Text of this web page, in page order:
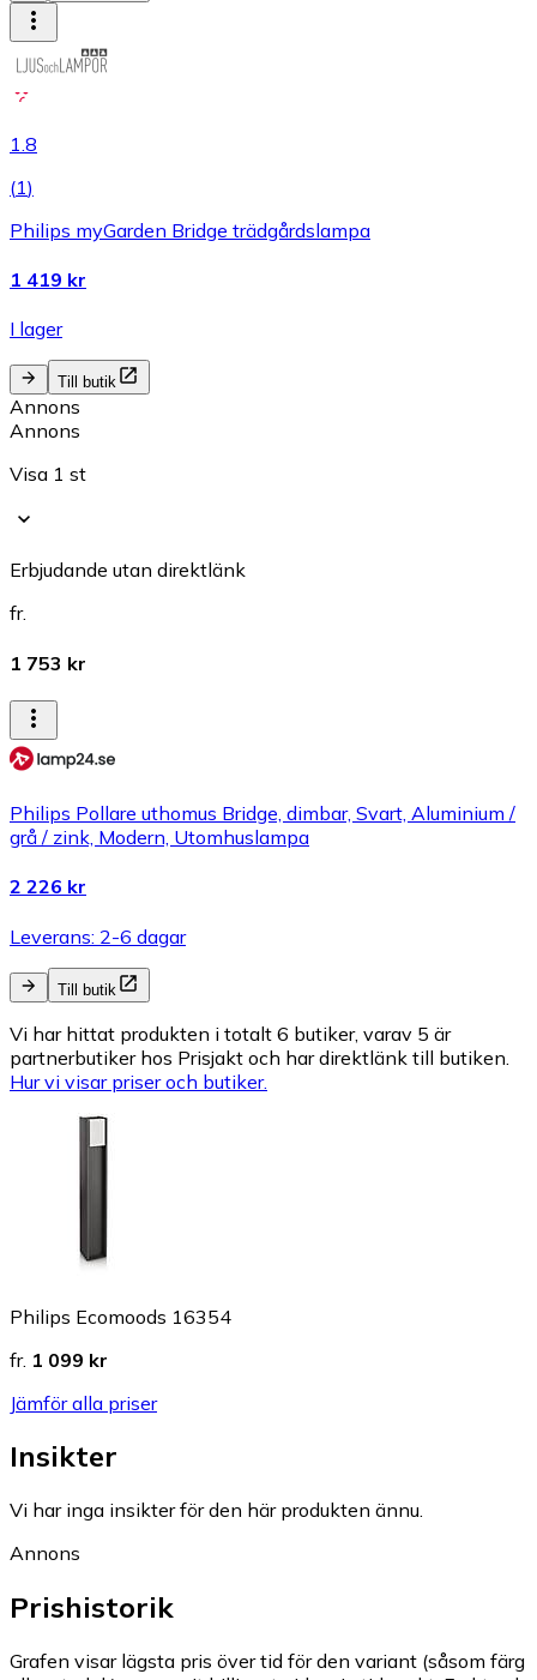
1.8
(1)
Philips myGarden Bridge trädgårdslampa
1 419 kr
I lager
Till butik
Annons
Annons
Visa 1 st
Erbjudande utan direktlänk
fr.
1 753 kr
Philips Pollare uthomus Bridge, dimbar, Svart, Aluminium /
grå / zink, Modern, Utomhuslampa
2 226 kr
Leverans: 2-6 dagar
Till butik
Vi har hittat produkten i totalt 6 butiker, varav 5 är
partnerbutiker hos Prisjakt och har direktlänk till butiken.
Hur vi visar priser och butiker.
Philips Ecomoods 16354
fr. 1 099 kr
Jämför alla priser
Insikter
Vi har inga insikter för den här produkten ännu.
Annons
Prishistorik
Grafen visar lägsta pris över tid för den variant (såsom färg